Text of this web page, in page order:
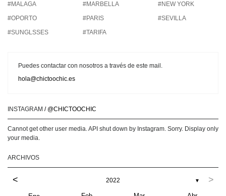
#MALAGA
#MARBELLA
#NEW YORK
#OPORTO
#PARIS
#SEVILLA
#SUNGLSSES
#TARIFA
Puedes contactar con nosotros a través de este mail.
hola@chictoochic.es
INSTAGRAM / @CHICTOOCHIC
Cannot get other user media. API shut down by Instagram. Sorry. Display only
your media.
ARCHIVOS
< 2022 ▼ >